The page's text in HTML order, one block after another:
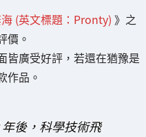
(英文標題：Pronty) 》之
價。
皆廣受好評，若還在猶豫是
作品。
後，科學技術飛